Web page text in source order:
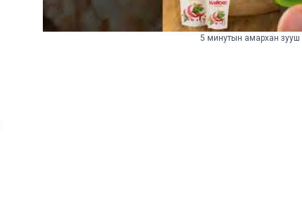
5 минутын амархан зууш